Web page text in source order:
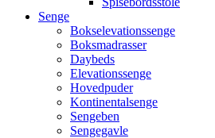
Senge
Bokselevationssenge
Boksmadrasser
Daybeds
Elevationssenge
Hovedpuder
Kontinentalsenge
Sengeben
Sengegavle